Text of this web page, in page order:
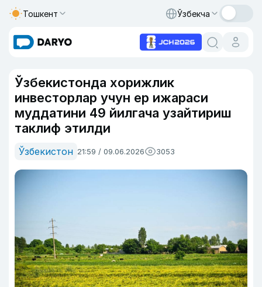
Тошкент Ўзбекча
Ўзбекистонда хорижлик
инвесторлар учун ер ижараси
муддатини 49 йилгача узайтириш
таклиф этилди
Ўзбекистон 21:59 / 09.06.2026 3053